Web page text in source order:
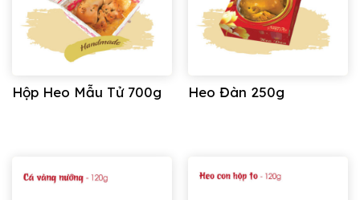
Hộp Heo Mẫu Tử 700g Heo Đàn 250g